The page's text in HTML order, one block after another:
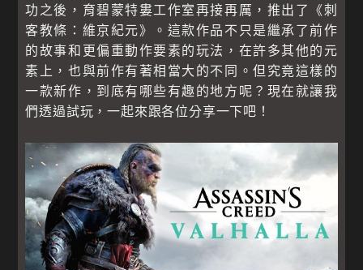
功之後，育碧蒙特婁工作室再接再厲，推出了《刺
客教條：維京紀元》。這款作品不只是繼承了前作
的故事和更偏重動作要素的玩法，在許多其他的元
素上，也與前作有著相當大的不同。但究竟這樣的
一款新作，到底有哪些有趣的地方呢？現在就讓我
們透過試玩，一起來跟各位分享一下吧！